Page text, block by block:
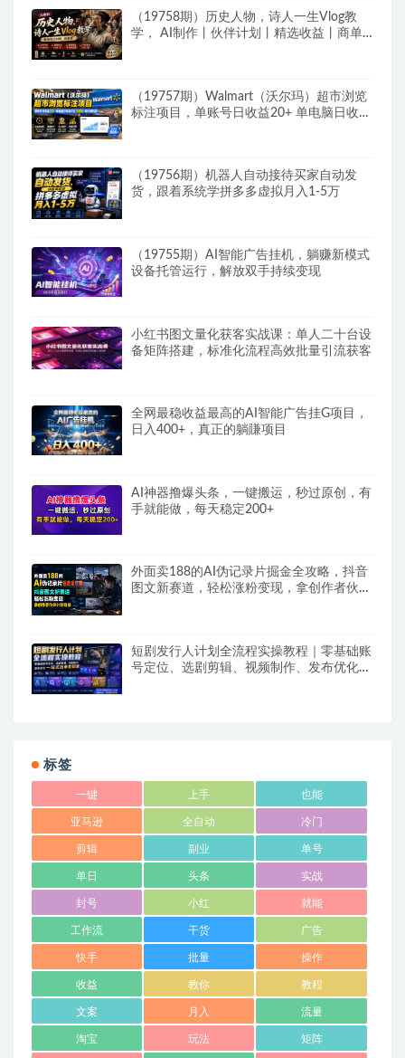
（19758期）历史人物，诗人一生Vlog教
学， AI制作丨伙伴计划丨精选收益丨商单
（19757期）Walmart（沃尔玛）超市浏览
标注项目，单账号日收益20+ 单电脑日收益
（19756期）机器人自动接待买家自动发
货，跟着系统学拼多多虚拟月入1-5万
（19755期）AI智能广告挂机，躺赚新模式
设备托管运行，解放双手持续变现
小红书图文量化获客实战课：单人二十台设
备矩阵搭建，标准化流程高效批量引流获客
全网最稳收益最高的AI智能广告挂G项目，
日入400+，真正的躺賺项目
AI神器撸爆头条，一键搬运，秒过原创，有
手就能做，每天稳定200+
外面卖188的AI伪记录片掘金全攻略，抖音
图文新赛道，轻松涨粉变现，拿创作者伙伴
短剧发行人计划全流程实操教程｜零基础账
号定位、选剧剪辑、视频制作、发布优化一
标签
一键 上手 也能
亚马逊 全自动 冷门
剪辑 副业 单号
单日 头条 实战
封号 小红 就能
工作流 干货 广告
快手 批量 操作
收益 教你 教程
文案 月入 流量
淘宝 玩法 矩阵